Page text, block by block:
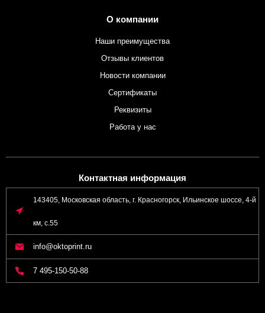
О компании
Наши преимущества
Отзывы клиентов
Новости компании
Сертификаты
Реквизиты
Работа у нас
Контактная информация
143405, Московская область, г. Красногорск, Ильинское шоссе, 4-й
км, с.55
info@oktoprint.ru
7 495-150-50-88